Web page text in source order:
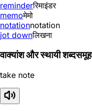
reminderरिमाइंडर
memoमेमो
notationnotation
jot downलिखना
वाक्यांश और स्थायी शब्दसमूह
take note